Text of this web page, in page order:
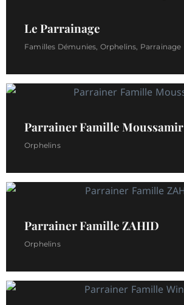
Le Parrainage
Familles Démunies, Orphelins, Parrainage
Parrainer Famille Moussamir
Orphelins
Parrainer Famille ZAHID
Orphelins